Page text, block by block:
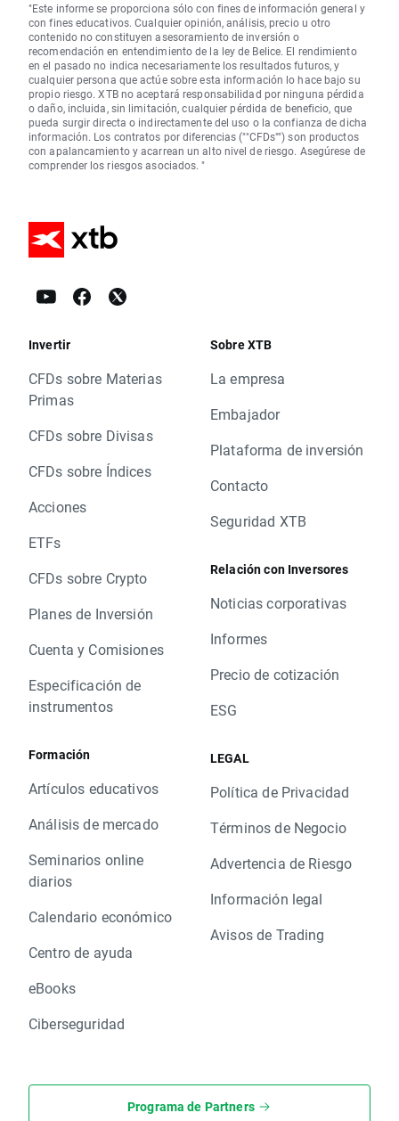
"Este informe se proporciona sólo con fines de información general y
con fines educativos. Cualquier opinión, análisis, precio u otro
contenido no constituyen asesoramiento de inversión o
recomendación en entendimiento de la ley de Belice. El rendimiento
en el pasado no indica necesariamente los resultados futuros, y
cualquier persona que actúe sobre esta información lo hace bajo su
propio riesgo. XTB no aceptará responsabilidad por ninguna pérdida
o daño, incluida, sin limitación, cualquier pérdida de beneficio, que
pueda surgir directa o indirectamente del uso o la confianza de dicha
información. Los contratos por diferencias (""CFDs"") son productos
con apalancamiento y acarrean un alto nivel de riesgo. Asegúrese de
comprender los riesgos asociados. "
Invertir
CFDs sobre Materias
Primas
CFDs sobre Divisas
CFDs sobre Índices
Acciones
ETFs
CFDs sobre Crypto
Planes de Inversión
Cuenta y Comisiones
Especificación de
instrumentos
Formación
Artículos educativos
Análisis de mercado
Seminarios online
diarios
Calendario económico
Centro de ayuda
eBooks
Ciberseguridad
Sobre XTB
La empresa
Embajador
Plataforma de inversión
Contacto
Seguridad XTB
Relación con Inversores
Noticias corporativas
Informes
Precio de cotización
ESG
LEGAL
Política de Privacidad
Términos de Negocio
Advertencia de Riesgo
Información legal
Avisos de Trading
Programa de Partners